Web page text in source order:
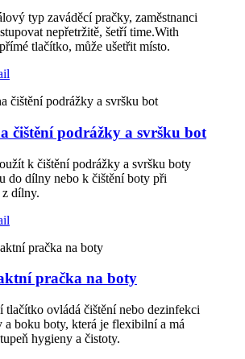
typ zaváděcí pračky, zaměstnanci
nepřetržitě, šetří time.With
tlačítko, může ušetřit místo.
čištění podrážky a svršku bot
k čištění podrážky a svršku boty
do dílny nebo k čištění boty při
dílny.
pračka na boty
tlačítko ovládá čištění nebo dezinfekci
a boku boty, která je flexibilní a má
hygieny a čistoty.